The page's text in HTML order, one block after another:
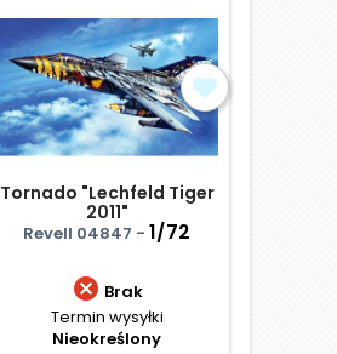
Tornado "Lechfeld Tiger
2011"
Revell 04847 - 1/72
 Brak
Termin wysyłki
Nieokreślony